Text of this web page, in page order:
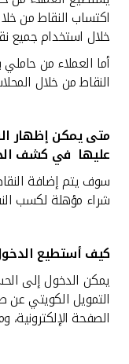
اكتساب النقاط من
خلال استخدام جميع
أما العملاء من
النقاط من خلال
متى يمكن إظهار
عليها في كشف
شراء مؤهلة لكسب
كيف أستطيع
يمكن الدخول إلى
التمويل الكويتي
الصفحة